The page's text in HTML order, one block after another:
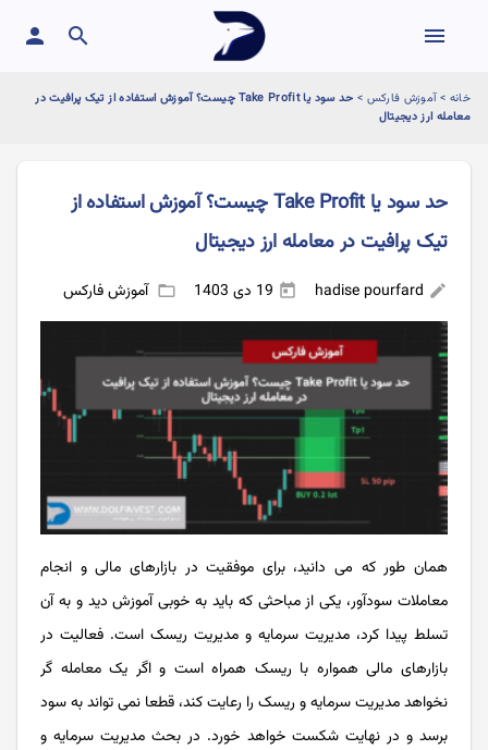
menu
search
person
خانه >آموزش فارکس >
حد سود یا Take Profit چیست؟ آموزش استفاده از تیک پرافیت در
معامله ارز دیجیتال
حد سود یا Take Profit چیست؟ آموزش استفاده از
تیک پرافیت در معامله ارز دیجیتال
edit
today
folder_open آموزش فارکس
همان طور که می دانید، برای موفقیت در بازارهای مالی و انجام
معاملات سودآور، یکی از مباحثی که باید به خوبی آموزش دید و به آن
تسلط پیدا کرد، مدیریت سرمایه و مدیریت ریسک است. فعالیت در
بازارهای مالی همواره با ریسک همراه است و اگر یک معامله گر
نخواهد مدیریت سرمایه و ریسک را رعایت کند، قطعا نمی تواند به سود
برسد و در نهایت شکست خواهد خورد. در بحث مدیریت سرمایه و